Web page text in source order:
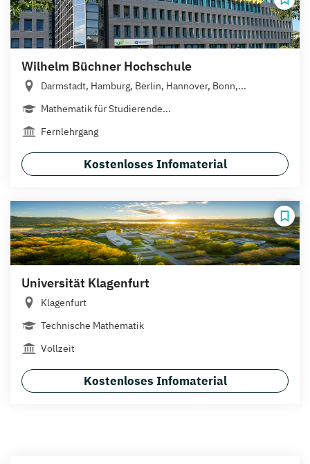
Wilhelm Büchner Hochschule
Darmstadt, Hamburg, Berlin, Hannover, Bonn,...
Mathematik für Studierende...
Fernlehrgang
Kostenloses Infomaterial
Universität Klagenfurt
Klagenfurt
Technische Mathematik
Vollzeit
Kostenloses Infomaterial